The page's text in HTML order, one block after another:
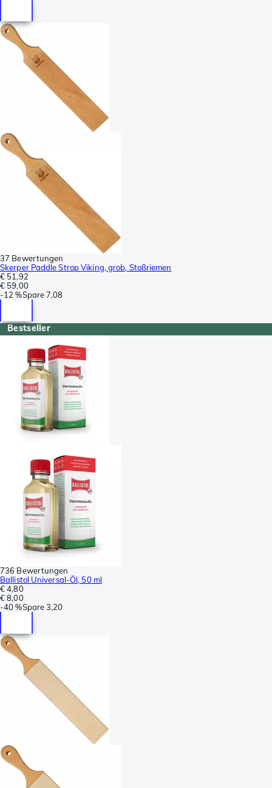
37 Bewertungen
Skerper Paddle Strop Viking, grob, Stoßriemen
€ 51,92
€ 59,00
-12 %Spare7,08
Bestseller
736 Bewertungen
Ballistol Universal-Öl, 50 ml
€ 4,80
€ 8,00
-40 %Spare3,20